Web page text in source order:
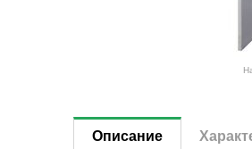
Описание